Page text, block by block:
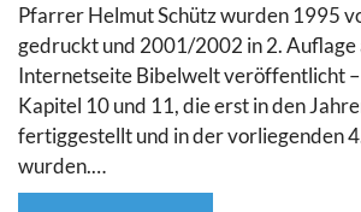
Pfarrer Helmut Schütz wurden 1995
gedruckt und 2001/2002 in 2. Auflage
Internetseite Bibelwelt veröffentlicht –
Kapitel 10 und 11, die erst in den
fertiggestellt und in der vorliegenden
wurden.…